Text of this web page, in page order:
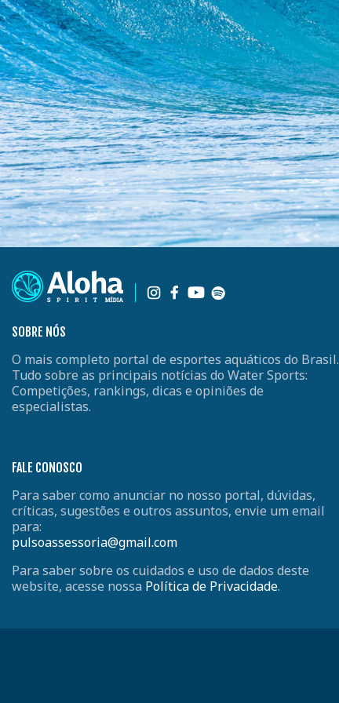
SOBRE NÓS
O mais completo portal de esportes aquáticos do Brasil.
Tudo sobre as principais notícias do Water Sports:
Competições, rankings, dicas e opiniões de
especialistas.
FALE CONOSCO
Para saber como anunciar no nosso portal, dúvidas,
críticas, sugestões e outros assuntos, envie um email
para:
pulsoassessoria@gmail.com
Para saber sobre os cuidados e uso de dados deste
website, acesse nossa Política de Privacidade.